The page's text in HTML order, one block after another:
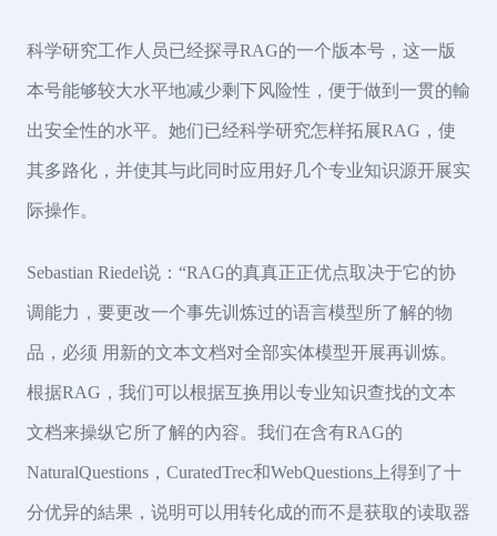
科学研究工作人员已经探寻RAG的一个版本号，这一版
本号能够较大水平地减少剩下风险性，便于做到一贯的輸
出安全性的水平。她们已经科学研究怎样拓展RAG，使
其多路化，并使其与此同时应用好几个专业知识源开展实
际操作。
Sebastian Riedel说：“RAG的真真正正优点取决于它的协
调能力，要更改一个事先训炼过的语言模型所了解的物
品，必须 用新的文本文档对全部实体模型开展再训炼。
根据RAG，我们可以根据互换用以专业知识查找的文本
文档来操纵它所了解的內容。我们在含有RAG的
NaturalQuestions，CuratedTrec和WebQuestions上得到了十
分优异的結果，说明可以用转化成的而不是获取的读取器